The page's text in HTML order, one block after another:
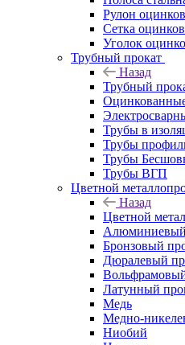
Рулон
Сетка
Уголок
Трубный прокат
Назад
Трубный
Трубы в
Трубы
Трубы
Трубы ВГП
Цветной
Назад
Цветной
Алюминиевый
Бронзовый
Дюралевый
Латунный
Медь
Медно-
Ниобий